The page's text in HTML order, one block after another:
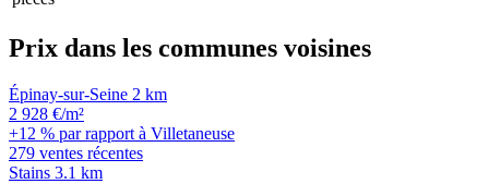
Prix dans les communes voisines
Épinay-sur-Seine 2 km
2 928 €/m²
+12 % par rapport à Villetaneuse
279 ventes récentes
Stains 3.1 km